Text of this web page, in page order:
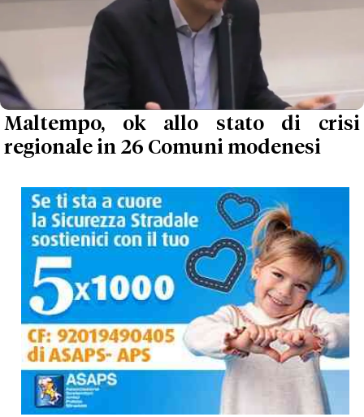
Maltempo, ok allo stato di crisi
regionale in 26 Comuni modenesi